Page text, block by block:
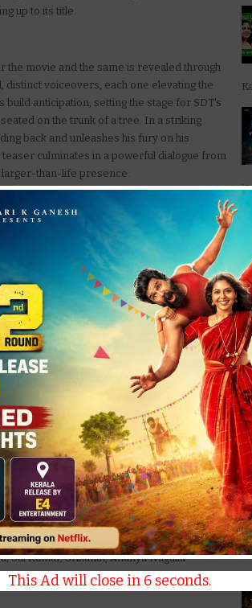
up to its title.
the movie and the same is revealed through
voiceovers, each one elevating the
anticipation, setting the stage for SDT's
on the trunk of a tree. In a striking
back and unleashes his fury on his
culminates in a powerful dialogue from
larger-than-life presence.
short of extraordinary, showcasing his
physique. His fierce persona is perfectly
slang, amplifying the intensity of the
presenting SDT’s character in a truly
and every frame of the film reflects
Palanisamy’s breathtaking visuals
Ajaneesh Loknath’s pulsating score takes the
crisp.
SYG (Sambarala Yetigattu), and fans can't
pan-India release on September 25, 2025, in
Sai Kumar, Srikanth, Ananya Nagalla
This Ad will close in 4 seconds.
–